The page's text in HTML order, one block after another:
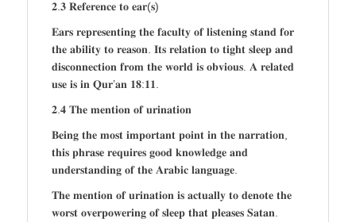
𝟐.𝟑 𝐑𝐞𝐟𝐞𝐫𝐞𝐧𝐜𝐞 𝐭𝐨 𝐞𝐚𝐫(𝐬)
𝐄𝐚𝐫𝐬 𝐫𝐞𝐩𝐫𝐞𝐬𝐞𝐧𝐭𝐢𝐧𝐠 𝐭𝐡𝐞 𝐟𝐚𝐜𝐮𝐥𝐭𝐲 𝐨𝐟 𝐥𝐢𝐬𝐭𝐞𝐧𝐢𝐧𝐠 𝐬𝐭𝐚𝐧𝐝 𝐟𝐨𝐫
𝐭𝐡𝐞 𝐚𝐛𝐢𝐥𝐢𝐭𝐲 𝐭𝐨 𝐫𝐞𝐚𝐬𝐨𝐧. 𝐈𝐭𝐬 𝐫𝐞𝐥𝐚𝐭𝐢𝐨𝐧 𝐭𝐨 𝐭𝐢𝐠𝐡𝐭 𝐬𝐥𝐞𝐞𝐩 𝐚𝐧𝐝
𝐝𝐢𝐬𝐜𝐨𝐧𝐧𝐞𝐜𝐭𝐢𝐨𝐧 𝐟𝐫𝐨𝐦 𝐭𝐡𝐞 𝐰𝐨𝐫𝐥𝐝 𝐢𝐬 𝐨𝐛𝐯𝐢𝐨𝐮𝐬. 𝐀 𝐫𝐞𝐥𝐚𝐭𝐞𝐝
𝐮𝐬𝐞 𝐢𝐬 𝐢𝐧 𝐐𝐮𝐫’𝐚𝐧 𝟏𝟖:𝟏𝟏.
𝟐.𝟒 𝐓𝐡𝐞 𝐦𝐞𝐧𝐭𝐢𝐨𝐧 𝐨𝐟 𝐮𝐫𝐢𝐧𝐚𝐭𝐢𝐨𝐧
𝐁𝐞𝐢𝐧𝐠 𝐭𝐡𝐞 𝐦𝐨𝐬𝐭 𝐢𝐦𝐩𝐨𝐫𝐭𝐚𝐧𝐭 𝐩𝐨𝐢𝐧𝐭 𝐢𝐧 𝐭𝐡𝐞 𝐧𝐚𝐫𝐫𝐚𝐭𝐢𝐨𝐧,
𝐭𝐡𝐢𝐬 𝐩𝐡𝐫𝐚𝐬𝐞 𝐫𝐞𝐪𝐮𝐢𝐫𝐞𝐬 𝐠𝐨𝐨𝐝 𝐤𝐧𝐨𝐰𝐥𝐞𝐝𝐠𝐞 𝐚𝐧𝐝
𝐮𝐧𝐝𝐞𝐫𝐬𝐭𝐚𝐧𝐝𝐢𝐧𝐠 𝐨𝐟 𝐭𝐡𝐞 𝐀𝐫𝐚𝐛𝐢𝐜 𝐥𝐚𝐧𝐠𝐮𝐚𝐠𝐞.
𝐓𝐡𝐞 𝐦𝐞𝐧𝐭𝐢𝐨𝐧 𝐨𝐟 𝐮𝐫𝐢𝐧𝐚𝐭𝐢𝐨𝐧 𝐢𝐬 𝐚𝐜𝐭𝐮𝐚𝐥𝐥𝐲 𝐭𝐨 𝐝𝐞𝐧𝐨𝐭𝐞 𝐭𝐡𝐞
𝐰𝐨𝐫𝐬𝐭 𝐨𝐯𝐞𝐫𝐩𝐨𝐰𝐞𝐫𝐢𝐧𝐠 𝐨𝐟 𝐬𝐥𝐞𝐞𝐩 𝐭𝐡𝐚𝐭 𝐩𝐥𝐞𝐚𝐬𝐞𝐬 𝐒𝐚𝐭𝐚𝐧.